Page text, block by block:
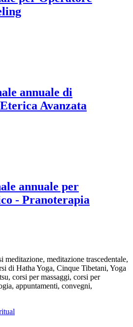
annuale di
Avanzata
annuale per
- Pranoterapia
meditazione trascedentale,
di Hatha Yoga, Cinque Tibetani, Yoga
corsi per massaggi, corsi per
appuntamenti, convegni,